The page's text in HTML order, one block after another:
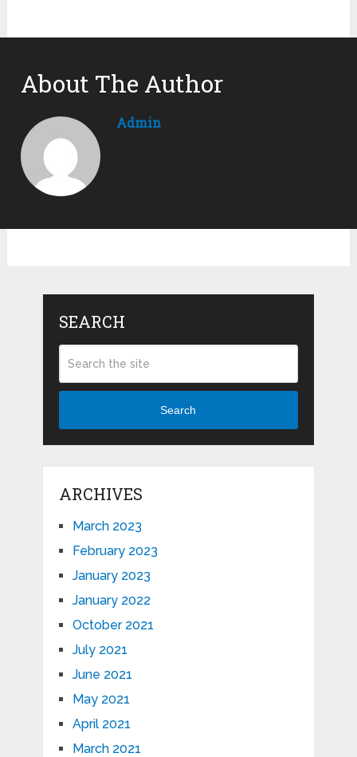
About The Author
Admin
SEARCH
Search
ARCHIVES
March 2023
February 2023
January 2023
January 2022
October 2021
July 2021
June 2021
May 2021
April 2021
March 2021